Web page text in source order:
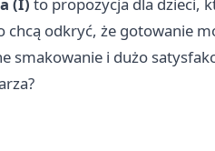
(I) to propozycja dla dzieci,
odkryć, że gotowanie
smakowanie i dużo